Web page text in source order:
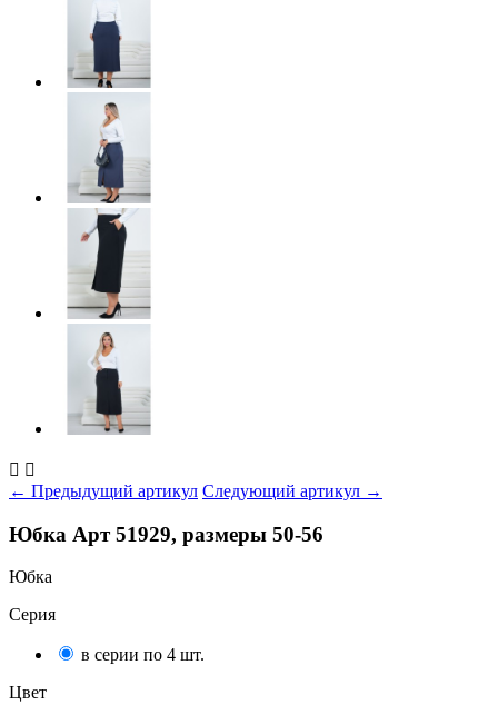
 
← Предыдущий артикул Следующий артикул →
Юбка Арт 51929, размеры 50-56
Юбка
Серия
в серии по 4 шт.
Цвет